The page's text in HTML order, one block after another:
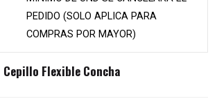
PEDIDO (SOLO APLICA PARA
COMPRAS POR MAYOR)
Cepillo Flexible Concha